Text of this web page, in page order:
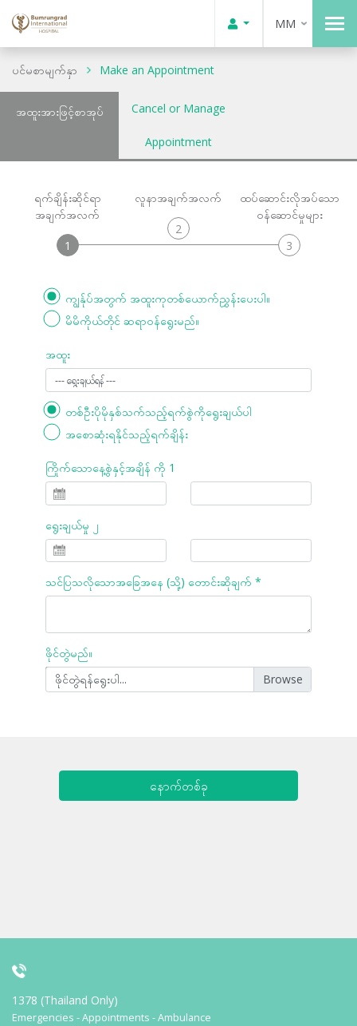
MM
ပင်မစာမျက်နှာ Make an Appointment
အထူးအားဖြင့်စာအုပ် Cancel or Manage
Appointment
ရက်ချိန်းဆိုင်ရာ
အချက်အလက်
1
လူနာအချက်အလက်
2
ထပ်ဆောင်းလိုအပ်သော
ဝန်ဆောင်မှုများ
3
ကျွန်ုပ်အတွက် အထူးကုတစ်ယောက်ညွှန်းပေးပါ။
မိမိကိုယ်တိုင် ဆရာဝန်ရွေးမည်။
အထူး
တစ်ဦးပိုမိုနှစ်သက်သည့်ရက်စွဲကိုရွေးချယ်ပါ
အစောဆုံးရနိုင်သည့်ရက်ချိန်း
ကြိုက်သောနေ့စွဲနှင့်အချိန် ကို 1
ရွေးချယ်မှု ၂
သင်ပြသလိုသောအခြေအနေ (သို့) တောင်းဆိုချက် *
ဖိုင်တွဲမည်။
ဖိုင်တွဲရန်ရွေးပါ...
နောက်တစ်ခု
1378 (Thailand Only)
Emergencies - Appointments - Ambulance